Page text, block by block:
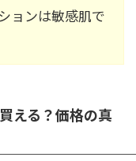
ョンは敏感肌で
える？価格の真